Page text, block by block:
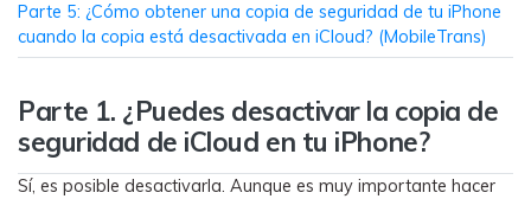
Welastseen
WeLastseen te tiene al tanto de todo en
󠀰Parte 5: ¿Cómo obtener una copia de seguridad de tu iPhone
cuando la copia está desactivada en iCloud? (MobileTrans)
Parte 1. ¿Puedes desactivar la copia de
seguridad de iCloud en tu iPhone?󠀲󠀡󠀠󠀥󠀩󠀧󠀣󠀠󠀧󠀳
Sí, es posible desactivarla.󠀲󠀡󠀠󠀥󠀩󠀧󠀣󠀡󠀤󠀳󠀰 Aunque es muy importante hacer